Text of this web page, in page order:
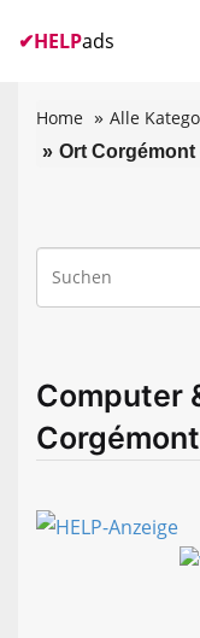
✔HELPads
Home Alle
Ort Corgémont
Computer